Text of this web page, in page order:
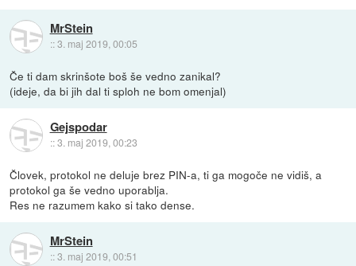
MrStein
::3. maj 2019, 00:05
Če ti dam skrinšote boš še vedno zanikal?
(ideje, da bi jih dal ti sploh ne bom omenjal)
Gejspodar
::3. maj 2019, 00:23
Človek, protokol ne deluje brez PIN-a, ti ga mogoče ne vidiš, a
protokol ga še vedno uporablja.
Res ne razumem kako si tako dense.
MrStein
::3. maj 2019, 00:51